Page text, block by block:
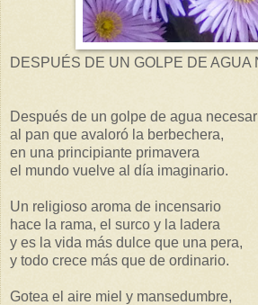
DESPUÉS DE UN GOLPE DE AGUA
Después de un golpe de agua
al pan que avaloró la berbechera,
en una principiante primavera
el mundo vuelve al día imaginario.
Un religioso aroma de incensario
hace la rama, el surco y la ladera
y es la vida más dulce que una pera,
y todo crece más que de ordinario.
Gotea el aire miel y mansedumbre,